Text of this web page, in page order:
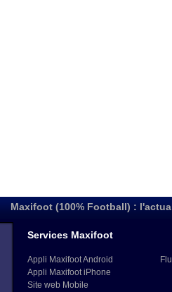
Maxifoot (100% Football) :
Services Maxifoot
Appli Maxifoot Android
Appli Maxifoot iPhone
Site web Mobile